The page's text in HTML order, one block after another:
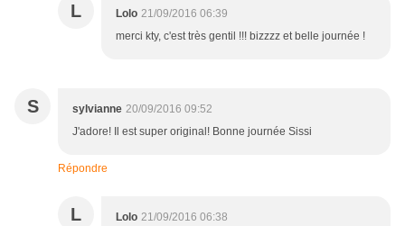
L Lolo 21/09/2016 06:39
merci kty, c'est très gentil !!! bizzzz et belle journée !
S sylvianne 20/09/2016 09:52
J'adore! Il est super original! Bonne journée Sissi
Répondre
L Lolo 21/09/2016 06:38